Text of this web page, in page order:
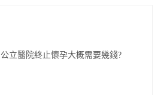
公立醫院終止懷孕大概需要幾錢?